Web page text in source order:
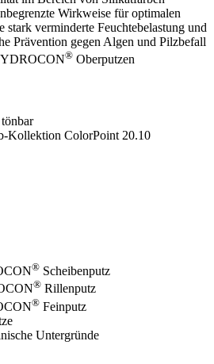
Wirkweise für optimalen
stark verminderte Feuchtebelastung und
Prävention gegen Algen und Pilzbefall
® Oberputzen
Kollektion ColorPoint 20.10
® Scheibenputz
® Rillenputz
® Feinputz
Untergründe